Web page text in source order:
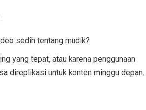
sedih tentang mudik?
yang tepat, atau karena penggunaan
direplikasi untuk konten minggu depan.